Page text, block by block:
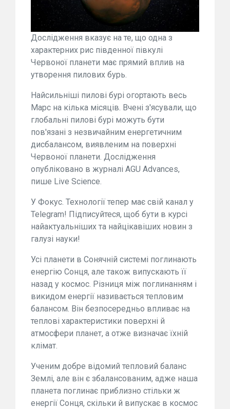
Дослідження вказує на те, що одна з
характерних рис південної півкулі
Червоної планети має прямий вплив на
утворення пилових бурь.
Найсильніші пилові бурі огортають весь
Марс на кілька місяців. Вчені з'ясували, що
глобальні пилові бурі можуть бути
пов'язані з незвичайним енергетичним
дисбалансом, виявленим на поверхні
Червоної планети. Дослідження
опубліковано в журналі AGU Advances,
пише Live Science.
У Фокус. Технології тепер має свій канал у
Telegram! Підписуйтеся, щоб бути в курсі
найактуальніших та найцікавіших новин з
галузі науки!
Усі планети в Сонячній системі поглинають
енергію Сонця, але також випускають її
назад у космос. Різниця між поглинанням і
викидом енергії називається тепловим
балансом. Він безпосередньо впливає на
теплові характеристики поверхні й
атмосфери планет, а отже визначає їхній
клімат.
Ученим добре відомий тепловий баланс
Землі, але він є збалансованим, адже наша
планета поглинає приблизно стільки ж
енергії Сонця, скільки й випускає в космос